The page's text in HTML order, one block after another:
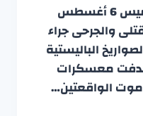
أعلنت جماعة الحوثي، الخميس 6 أغسطس
والجرحى جراء
الباليستية
معسكرات
الواقعتين…